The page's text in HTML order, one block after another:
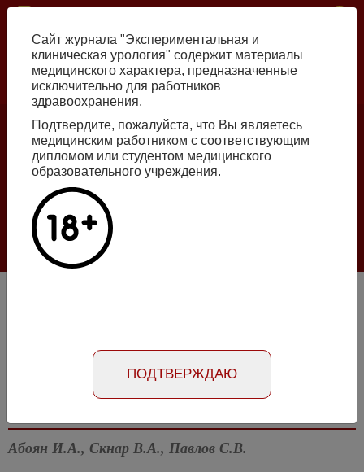
Перейти
основному
содержанию
Номер №2, 2026
Галлюцинации больших языковых моделей
в клинической урологии
Номер №2, 2018- стр. 44-48
Абстракт на русском языке
Абстракт на английском языке
Абоян И.А., Скнар В.А., Павлов С.В.
Сайт журнала "Экспериментальная и
клиническая урология" содержит материалы
медицинского характера, предназначенные
исключительно для работников
здравоохранения.
Подтвердите, пожалуйста, что Вы являетесь
медицинским работником с соответствующим
дипломом или студентом медицинского
образовательного учреждения.
ПОДТВЕРЖДАЮ